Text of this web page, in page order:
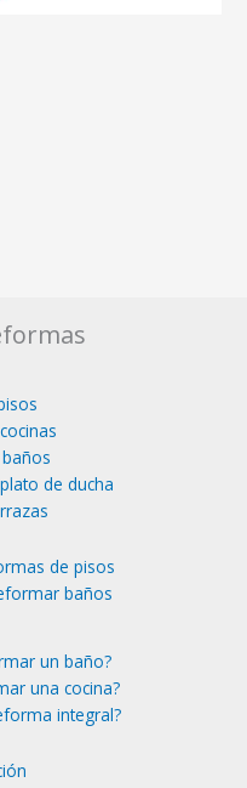
de ducha
de pisos
baños
un baño?
una cocina?
integral?